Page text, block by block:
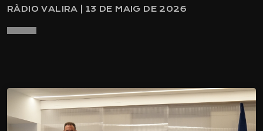
RÀDIO VALIRA | 13 DE MAIG DE 2026